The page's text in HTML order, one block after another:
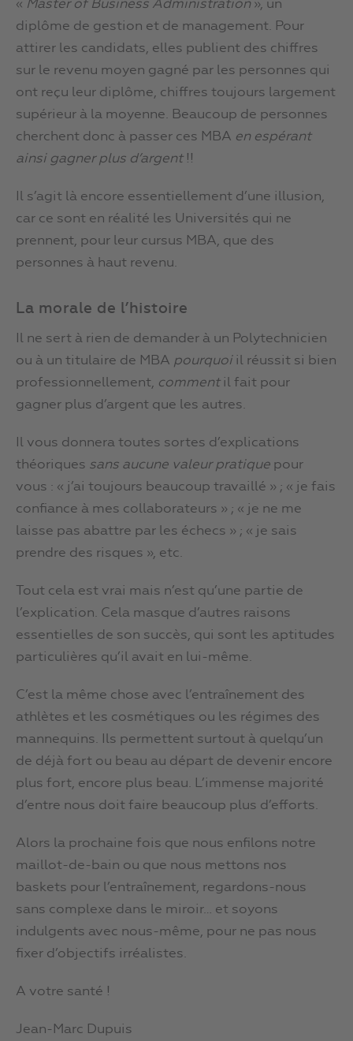
« Master of Business Administration », un
diplôme de gestion et de management. Pour
attirer les candidats, elles publient des chiffres
sur le revenu moyen gagné par les personnes qui
ont reçu leur diplôme, chiffres toujours largement
supérieur à la moyenne. Beaucoup de personnes
cherchent donc à passer ces MBA en espérant
ainsi gagner plus d’argent!!
Il s’agit là encore essentiellement d’une illusion,
car ce sont en réalité les Universités qui ne
prennent, pour leur cursus MBA, que des
personnes à haut revenu.
La morale de l’histoire
Il ne sert à rien de demander à un Polytechnicien
ou à un titulaire de MBA pourquoi il réussit si bien
professionnellement, commentil fait pour
gagner plus d’argent que les autres.
Il vous donnera toutes sortes d’explications
théoriques sans aucune valeur pratique pour
vous : « j’ai toujours beaucoup travaillé » ; « je fais
confiance à mes collaborateurs » ; « je ne me
laisse pas abattre par les échecs » ; « je sais
prendre des risques », etc.
Tout cela est vrai mais n’est qu’une partie de
l’explication. Cela masque d’autres raisons
essentielles de son succès, qui sont les aptitudes
particulières qu’il avait en lui-même.
C’est la même chose avec l’entraînement des
athlètes et les cosmétiques ou les régimes des
mannequins. Ils permettent surtout à quelqu’un
de déjà fort ou beau au départ de devenir encore
plus fort, encore plus beau. L’immense majorité
d’entre nous doit faire beaucoup plus d’efforts.
Alors la prochaine fois que nous enfilons notre
maillot-de-bain ou que nous mettons nos
baskets pour l’entraînement, regardons-nous
sans complexe dans le miroir… et soyons
indulgents avec nous-même, pour ne pas nous
fixer d’objectifs irréalistes.
A votre santé !
Jean-Marc Dupuis